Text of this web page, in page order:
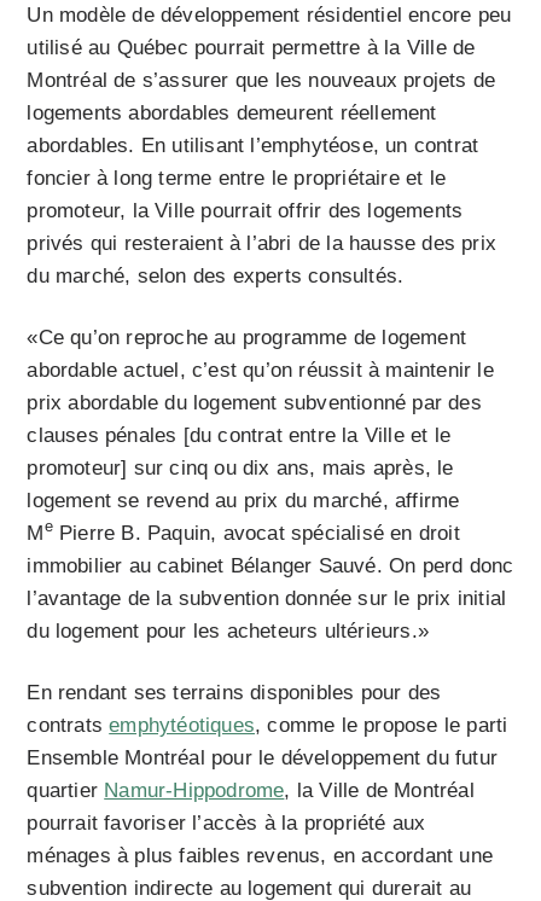
Un modèle de développement résidentiel encore peu
utilisé au Québec pourrait permettre à la Ville de
Montréal de s’assurer que les nouveaux projets de
logements abordables demeurent réellement
abordables. En utilisant l’emphytéose, un contrat
foncier à long terme entre le propriétaire et le
promoteur, la Ville pourrait offrir des logements
privés qui resteraient à l’abri de la hausse des prix
du marché, selon des experts consultés.
«Ce qu’on reproche au programme de logement
abordable actuel, c’est qu’on réussit à maintenir le
prix abordable du logement subventionné par des
clauses pénales [du contrat entre la Ville et le
promoteur] sur cinq ou dix ans, mais après, le
logement se revend au prix du marché, affirme
MePierre B. Paquin, avocat spécialisé en droit
immobilier au cabinet Bélanger Sauvé. On perd donc
l’avantage de la subvention donnée sur le prix initial
du logement pour les acheteurs ultérieurs.»
En rendant ses terrains disponibles pour des
contratsemphytéotiques, comme le propose le parti
Ensemble Montréal pour le développement du futur
quartier Namur-Hippodrome, la Ville de Montréal
pourrait favoriser l’accès à la propriété aux
ménages à plus faibles revenus, en accordant une
subvention indirecte au logement qui durerait au